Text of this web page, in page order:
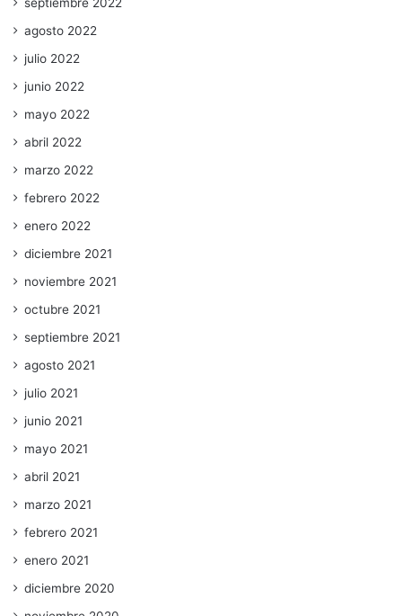
septiembre 2022
agosto 2022
julio 2022
junio 2022
mayo 2022
abril 2022
marzo 2022
febrero 2022
enero 2022
diciembre 2021
noviembre 2021
octubre 2021
septiembre 2021
agosto 2021
julio 2021
junio 2021
mayo 2021
abril 2021
marzo 2021
febrero 2021
enero 2021
diciembre 2020